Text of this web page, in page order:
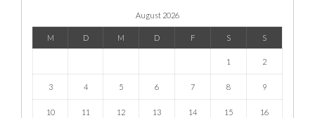
August 2026
M D M D F S S
1 2
3 4 5 6 7 8 9
10 11 12 13 14 15 16